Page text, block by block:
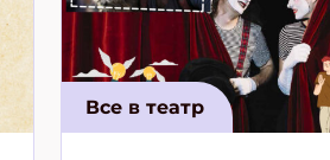
Все в театр